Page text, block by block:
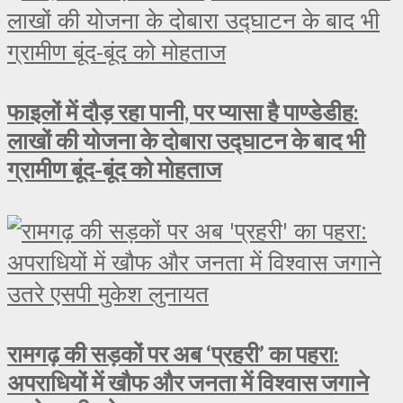
फाइलों में दौड़ रहा पानी, पर प्यासा है पाण्डेडीह:
लाखों की योजना के दोबारा उद्घाटन के बाद भी
ग्रामीण बूंद-बूंद को मोहताज
रामगढ़ की सड़कों पर अब ‘प्रहरी’ का पहरा:
अपराधियों में खौफ और जनता में विश्वास जगाने